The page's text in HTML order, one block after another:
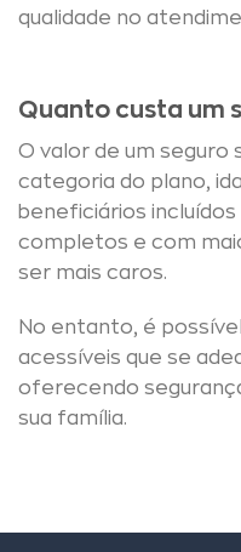
qualidade no
Quanto custa um
O valor de um seguro
categoria do plano,
beneficiários incluídos
completos e com
ser mais caros.
No entanto, é
acessíveis que se
oferecendo
sua família.